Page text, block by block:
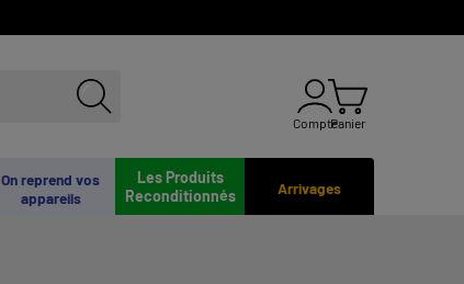
ComptePanier
Arrivages
Les Produits
Reconditionnés
On reprend vos
appareils